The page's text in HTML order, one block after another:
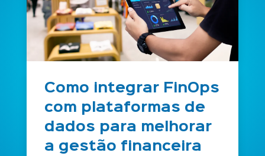
Como integrar FinOps
com plataformas de
dados para melhorar
a gestão financeira